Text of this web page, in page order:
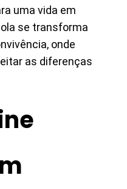
uma vida em
se transforma
onde
as diferenças